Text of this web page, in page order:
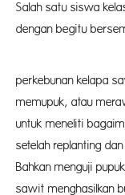
Salah satu siswa
dengan begitu
perkebunan kelapa
memupuk, atau
untuk meneliti
setelah replanting
Bahkan menguji
sawit menghasilkan